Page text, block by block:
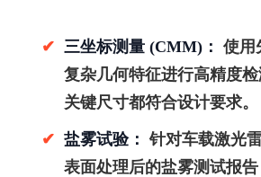
✔ 三坐标测量 (CMM)： 使用
复杂几何特征进行高精度
关键尺寸都符合设计要求。
✔ 盐雾试验： 针对车载激光
表面处理后的盐雾测试报